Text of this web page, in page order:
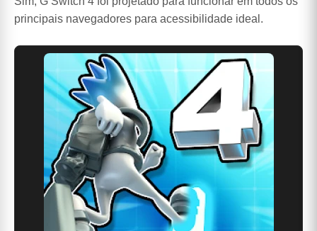
principais navegadores para acessibilidade ideal.